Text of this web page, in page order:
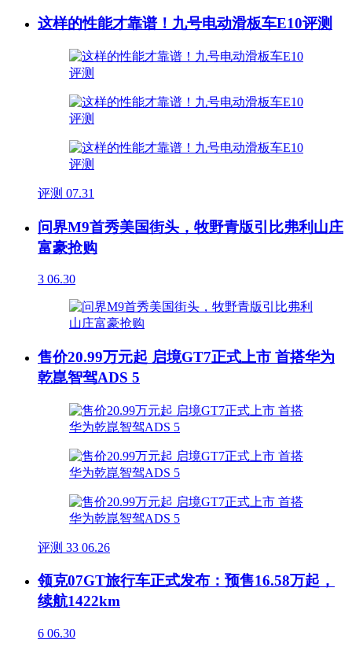
这样的性能才靠谱！九号电动滑板车E10评测
评测 07.31
问界M9首秀美国街头，牧野青版引比弗利山庄
富豪抢购
3 06.30
售价20.99万元起 启境GT7正式上市 首搭华为
乾崑智驾ADS 5
评测 33 06.26
领克07GT旅行车正式发布：预售16.58万起，
续航1422km
6 06.30